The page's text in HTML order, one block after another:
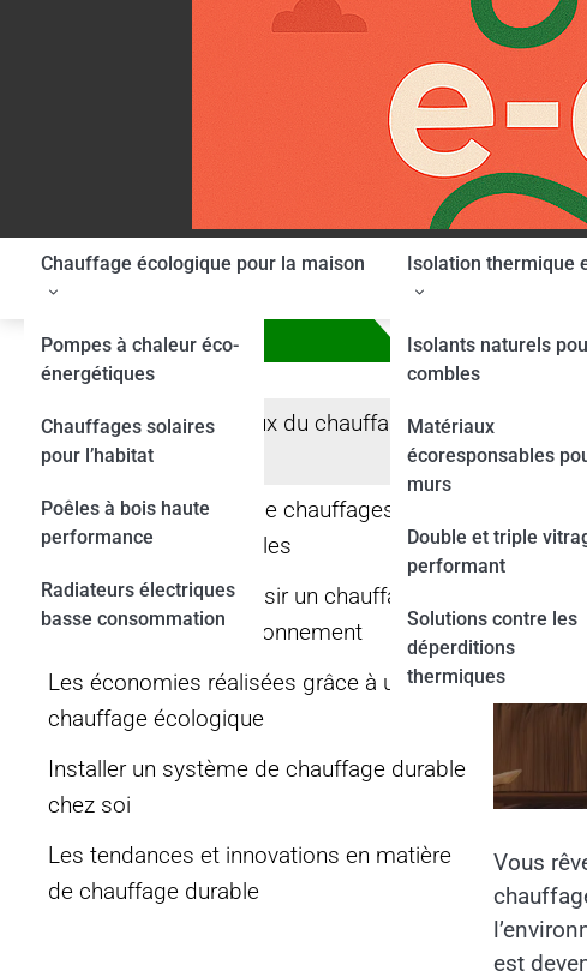
Chauffage écologique pour la maison
Pompes à chaleur éco-
énergétiques
Chauffages solaires
pour l’habitat
Poêles à bois haute
performance
Radiateurs électriques
basse consommation
Isolation thermique
Isolants naturels
combles
Matériaux
écoresponsables
murs
Double et triple
performant
Solutions contre les
déperditions
thermiques
Home
Vous
est
Sommaire
Comprendre les enjeux du chauffage
durable
Les différents types de chauffages
écologiques disponibles
Les critères pour choisir un chauffage
respectueux de l’environnement
Les économies réalisées grâce à un
chauffage écologique
Installer un système de chauffage durable
chez soi
Les tendances et innovations en matière
de chauffage durable